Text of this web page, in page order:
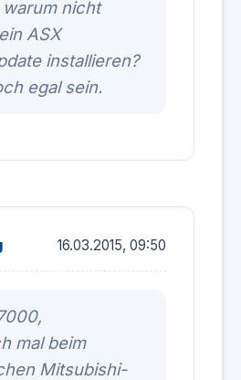
warum nicht
ASX
installieren?
egal sein.
16.03.2015, 09:50
mal beim
Mitsubishi-